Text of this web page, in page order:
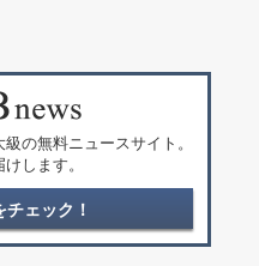
の無料ニュースサイト。
します。
ェック！